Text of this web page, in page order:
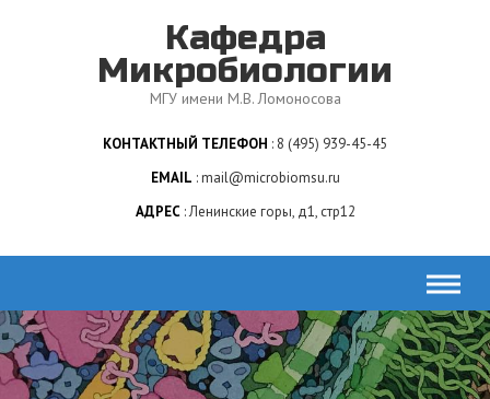
Кафедра
Микробиологии
МГУ имени М.В. Ломоносова
КОНТАКТНЫЙ ТЕЛЕФОН 8 (495) 939-45-45
EMAIL mail@microbiomsu.ru
АДРЕС Ленинские горы, д1, стр12